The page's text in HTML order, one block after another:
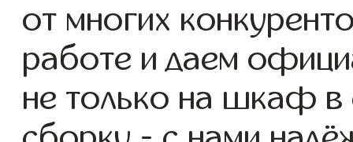
от многих
работе и даем
не только на шкаф